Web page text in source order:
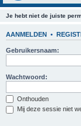
Je hebt niet de juiste
AANMELDEN •
Gebruikersnaam:
Wachtwoord:
Onthouden
Mij deze sessie niet